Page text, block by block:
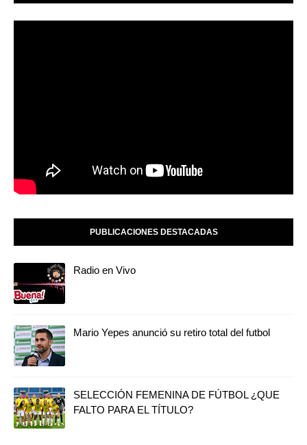
PUBLICACIONES DESTACADAS
Radio en Vivo
Mario Yepes anunció su retiro total del futbol
SELECCIÓN FEMENINA DE FÚTBOL ¿QUE
FALTO PARA EL TÍTULO?